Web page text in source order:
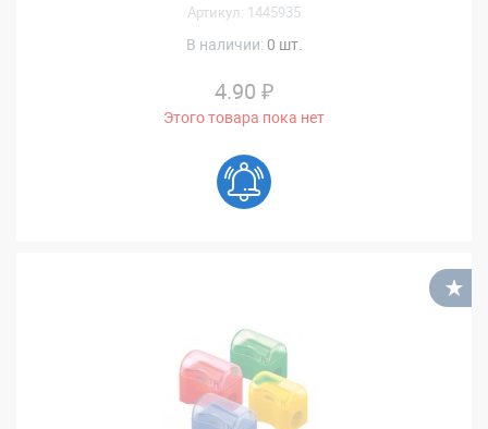
Артикул: 1445935
В наличии: 0 шт.
4.90 ₽
Этого товара пока нет